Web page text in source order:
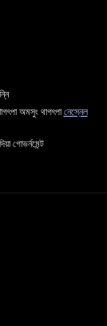
অমসুং থাগৎপানেস্নেল
গোভর্নমেন্ট